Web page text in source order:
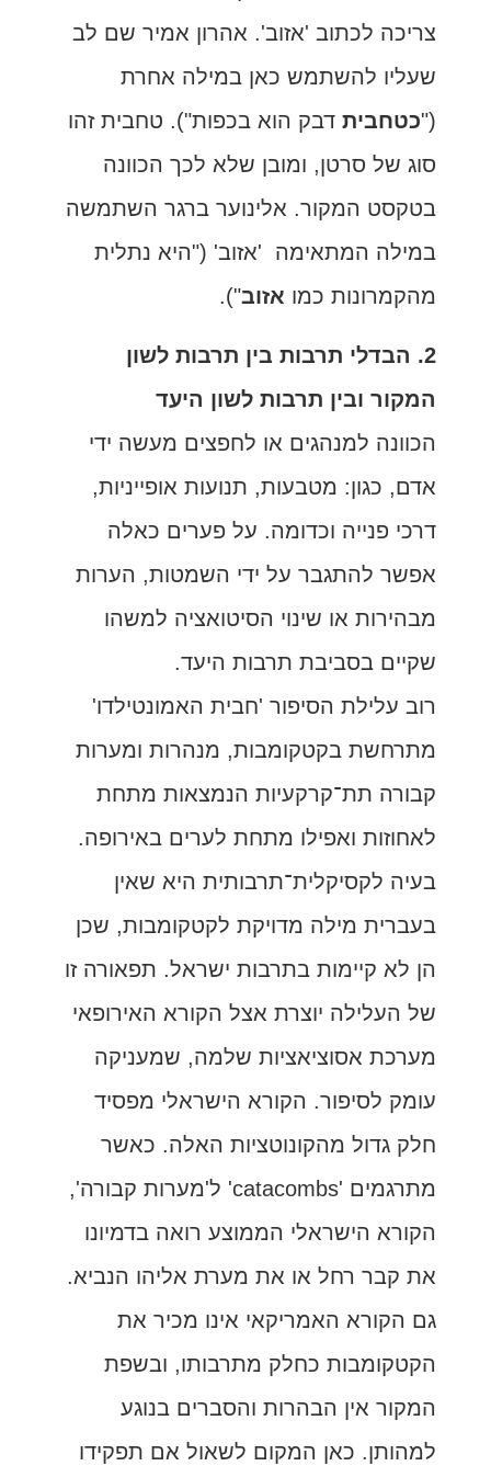
צריכה לכתוב 'אזוב'. אהרון אמיר שם לב
שעליו להשתמש כאן במילה אחרת
("כטחבית דבק הוא בכפות"). טחבית זהו
סוג של סרטן, ומובן שלא לכך הכוונה
בטקסט המקור. אלינוער ברגר השתמשה
במילה המתאימה 'אזוב' ("היא נתלית
מהקמרונות כמו אזוב").
2. הבדלי תרבות בין תרבות לשון
המקור ובין תרבות לשון היעד
הכוונה למנהגים או לחפצים מעשה ידי
אדם, כגון: מטבעות, תנועות אופייניות,
דרכי פנייה וכדומה. על פערים כאלה
אפשר להתגבר על ידי השמטות, הערות
מבהירות או שינוי הסיטואציה למשהו
שקיים בסביבת תרבות היעד.
רוב עלילת הסיפור 'חבית האמונטילדו'
מתרחשת בקטקומבות, מנהרות ומערות
קבורה תת־קרקעיות הנמצאות מתחת
לאחוזות ואפילו מתחת לערים באירופה.
בעיה לקסיקלית־תרבותית היא שאין
בעברית מילה מדויקת לקטקומבות, שכן
הן לא קיימות בתרבות ישראל. תפאורה זו
של העלילה יוצרת אצל הקורא האירופאי
מערכת אסוציאציות שלמה, שמעניקה
עומק לסיפור. הקורא הישראלי מפסיד
חלק גדול מהקונוטציות האלה. כאשר
מתרגמים 'catacombs' ל'מערות קבורה',
הקורא הישראלי הממוצע רואה בדמיונו
את קבר רחל או את מערת אליהו הנביא.
גם הקורא האמריקאי אינו מכיר את
הקטקומבות כחלק מתרבותו, ובשפת
המקור אין הבהרות והסברים בנוגע
למהותן. כאן המקום לשאול אם תפקידו